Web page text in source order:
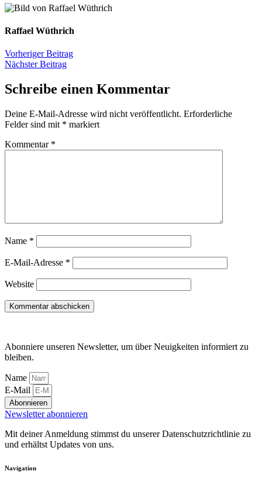
Raffael Wüthrich
Vorheriger Beitrag
Nächster Beitrag
Schreibe einen Kommentar
Deine E-Mail-Adresse wird nicht veröffentlicht. Erforderliche
Felder sind mit * markiert
Kommentar *
Name *
E-Mail-Adresse *
Website
Abonniere unseren Newsletter, um über Neuigkeiten informiert zu
bleiben.
Name
E-Mail
Abonnieren
Newsletter abonnieren
Mit deiner Anmeldung stimmst du unserer Datenschutzrichtlinie zu
und erhältst Updates von uns.
Navigation